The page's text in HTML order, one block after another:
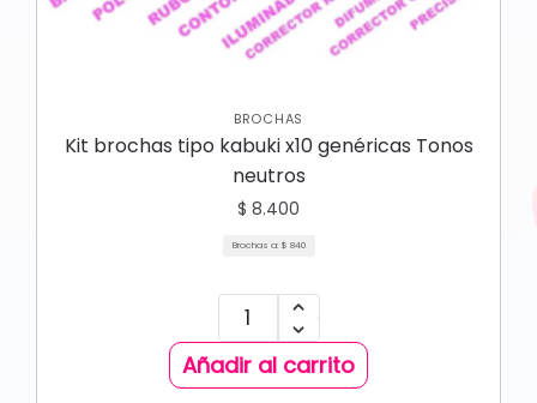
BROCHAS
Kit brochas tipo kabuki x10 genéricas Tonos
neutros
$ 8.400
Brochas a: $ 840
Añadir al carrito